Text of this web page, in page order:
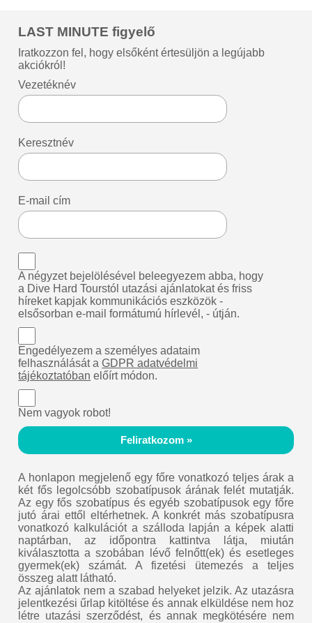
LAST MINUTE figyelő
Iratkozzon fel, hogy elsőként értesüljön a legújabb
akciókról!
Vezetéknév
Keresztnév
E-mail cím
A négyzet bejelölésével beleegyezem abba, hogy
a Dive Hard Tourstól utazási ajánlatokat és friss
híreket kapjak kommunikációs eszközök -
elsősorban e-mail formátumú hírlevél, - útján.
Engedélyezem a személyes adataim
felhasználását aGDPR adatvédelmi
tájékoztatóban előírt módon.
Nem vagyok robot!
Feliratkozom »
A honlapon megjelenő egy főre vonatkozó teljes árak a
két fős legolcsóbb szobatípusok árának felét mutatják.
Az egy fős szobatípus és egyéb szobatípusok egy főre
jutó árai ettől eltérhetnek. A konkrét más szobatípusra
vonatkozó kalkulációt a szálloda lapján a képek alatti
naptárban, az időpontra kattintva látja, miután
kiválasztotta a szobában lévő felnőtt(ek) és esetleges
gyermek(ek) számát. A fizetési ütemezés a teljes
összeg alatt látható.
Az ajánlatok nem a szabad helyeket jelzik. Az utazásra
jelentkezési űrlap kitöltése és annak elküldése nem hoz
létre utazási szerződést, és annak megkötésére nem